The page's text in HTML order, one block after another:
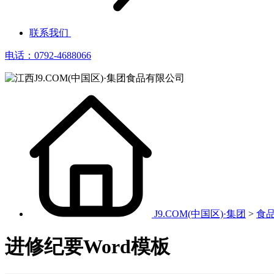
联系我们
电话：0792-4688066
J9.COM(中国区)·集团 > 食
进修纪要Word模板